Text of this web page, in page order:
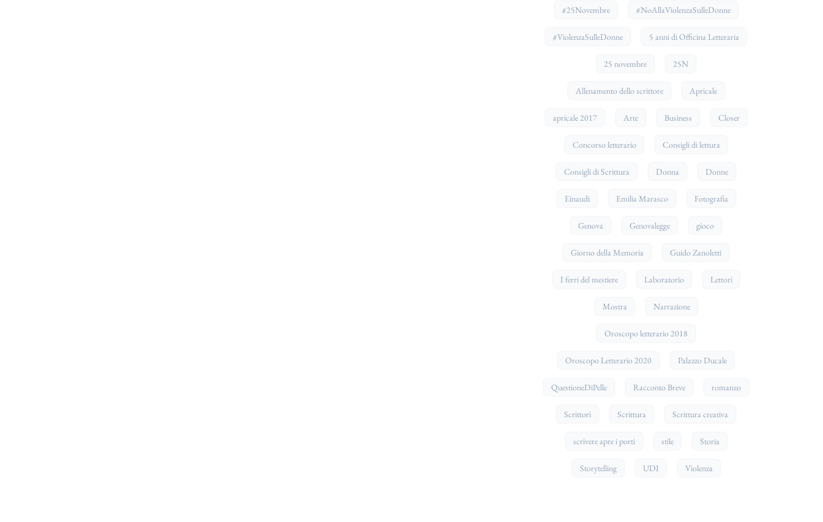
#25Novembre #NoAllaViolenzaSulleDonne
#ViolenzaSulleDonne 5 anni di Officina Letteraria
25 novembre 25N
Allenamento dello scrittore Apricale
apricale 2017 Arte Business Closer
Concorso letterario Consigli di lettura
Consigli di Scrittura Donna Donne
Einaudi Emilia Marasco Fotografia
Genova Genovalegge gioco
Giorno della Memoria Guido Zanoletti
I ferri del mestiere Laboratorio Lettori
Mostra Narrazione
Oroscopo letterario 2018
Oroscopo Letterario 2020 Palazzo Ducale
QuestioneDiPelle Racconto Breve romanzo
Scrittori Scrittura Scrittura creativa
scrivere apre i porti stile Storia
Storytelling UDI Violenza